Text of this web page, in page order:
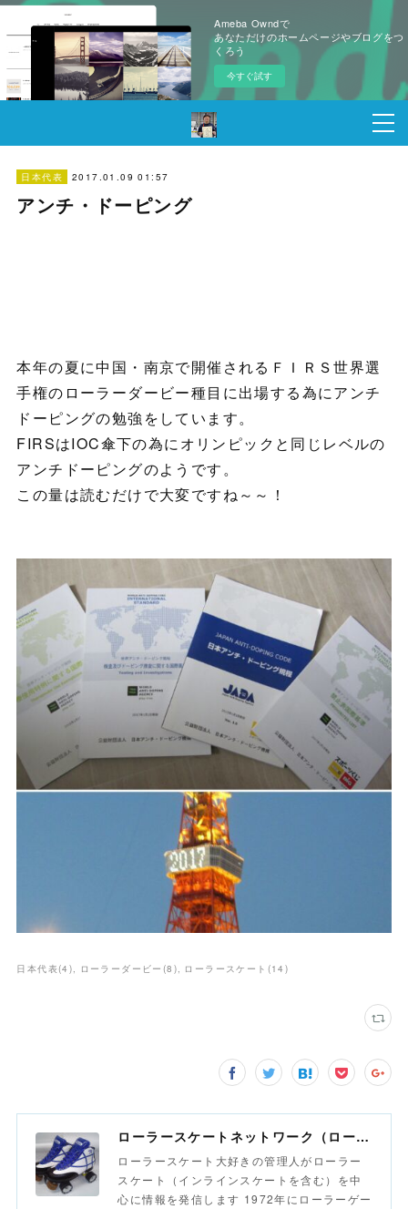
Ameba Owndで
あなただけのホームページやブログをつ
くろう
今すぐ試す
日本代表 2017.01.09 01:57
アンチ・ドーピング
本年の夏に中国・南京で開催されるＦＩＲＳ世界選
手権のローラーダービー種目に出場する為にアンチ
ドーピングの勉強をしています。
FIRSはIOC傘下の為にオリンピックと同じレベルの
アンチドーピングのようです。
この量は読むだけで大変ですね～～！
日本代表(4 ) ローラーダービー (8 ) ローラースケート (14 )
ローラースケートネットワーク（ローラースポーツネットワーク）
ローラースケート大好きの管理人がローラー
スケート（インラインスケートを含む）を中
心に情報を発信します 1972年にローラーゲー